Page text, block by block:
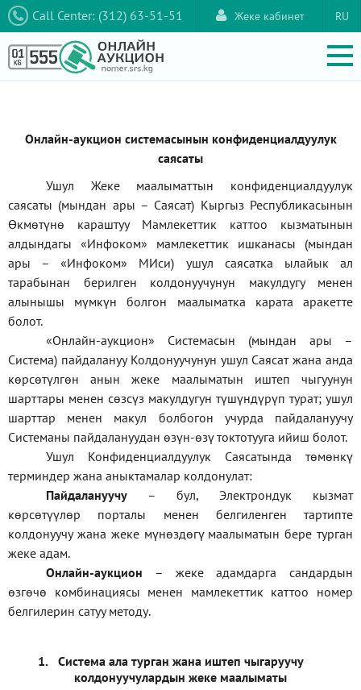
Call Center: (312) 63-51-51 RU
Жеке кабинет
Онлайн-аукцион системасынын конфиденциалдуулук
саясаты
Ушул Жеке маалыматтын конфиденциалдуулук
саясаты (мындан ары – Саясат) Кыргыз Республикасынын
Өкмөтүнө караштуу Мамлекеттик каттоо кызматынын
алдындагы «Инфоком» мамлекеттик ишканасы (мындан
ары –«Инфоком» МИси) ушул саясатка ылайык ал
тарабынан берилген колдонуучунун макулдугу менен
алынышы мүмкүн болгон маалыматка карата аракетте
болот.
«Онлайн-аукцион» Системасын (мындан ары –
Система) пайдалануу Колдонуучунун ушул Саясат жана анда
көрсөтүлгөн анын жеке маалыматын иштеп чыгуунун
шарттары менен сөзсүз макулдугун түшүндүрүп турат; ушул
шарттар менен макул болбогон учурда пайдалануучу
Системаны пайдалануудан өзүн-өзү токтотууга ийиш болот.
Ушул Конфиденциалдуулук Саясатында төмөнкү
терминдер жана аныктамалар колдонулат:
Пайдалануучу – бул, Электрондук кызмат
көрсөтүүлөр порталы менен белгиленген тартипте
колдонуучу жана жеке мүнөздөгү маалыматын бере турган
жеке адам.
Онлайн-аукцион – жеке адамдарга сандардын
өзгөчө комбинациясы менен мамлекеттик каттоо номер
белгилерин сатуу методу.
1. Система ала турган жана иштеп чыгаруучу
колдонуучулардын жеке маалыматы